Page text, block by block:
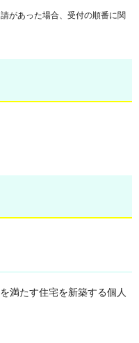
があった場合、受付の順番に関
満たす住宅を新築する個人